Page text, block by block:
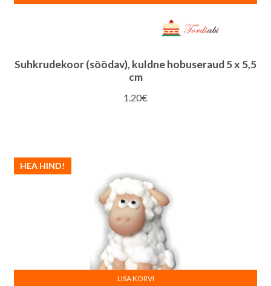
Suhkrudekoor (söödav), kuldne hobuseraud 5 x 5,5
cm
1.20€
HEA HIND!
LISA KORVI